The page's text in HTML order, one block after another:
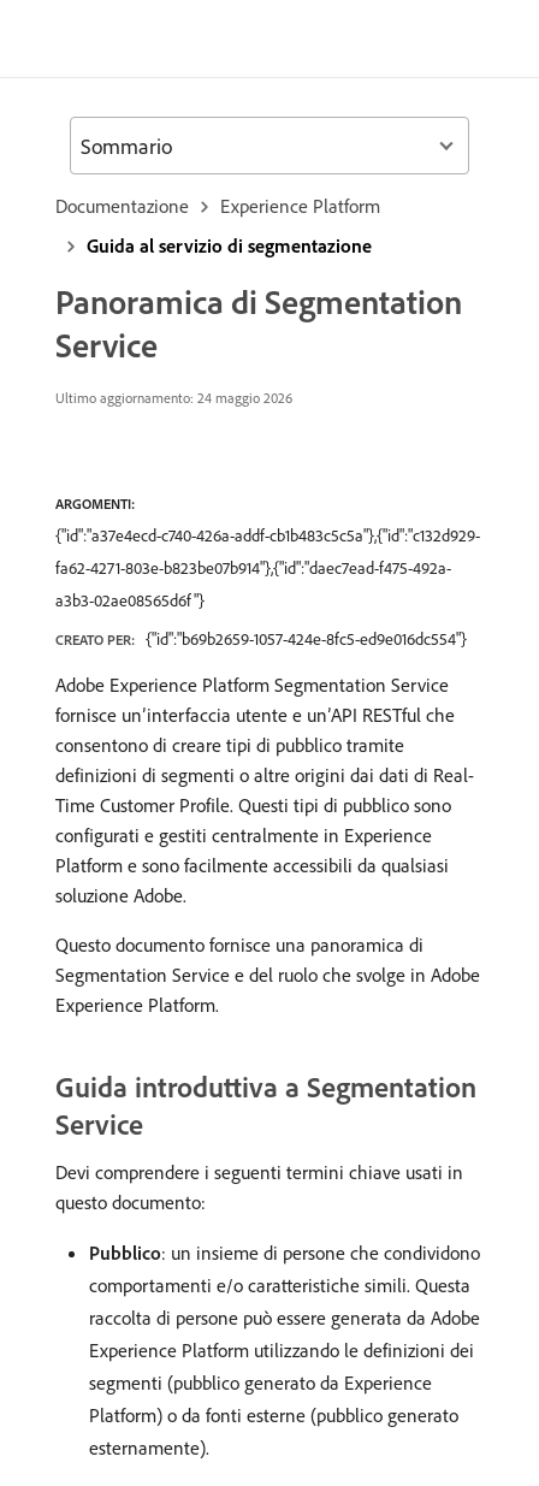
Documentazione
Experience Platform
Guida al servizio di segmentazione
Panoramica di Segmentation
Service
Ultimo aggiornamento: 24 maggio 2026
ARGOMENTI:
{"id":"a37e4ecd-c740-426a-addf-cb1b483c5c5a"},{"id":"c132d929-
fa62-4271-803e-b823be07b914"},{"id":"daec7ead-f475-492a-
a3b3-02ae08565d6f"}
CREATO PER: {"id":"b69b2659-1057-424e-8fc5-ed9e016dc554"}
Adobe Experience Platform Segmentation Service
fornisce un’interfaccia utente e un’API RESTful che
consentono di creare tipi di pubblico tramite
definizioni di segmenti o altre origini dai dati di Real-
Time Customer Profile. Questi tipi di pubblico sono
configurati e gestiti centralmente in Experience
Platform e sono facilmente accessibili da qualsiasi
soluzione Adobe.
Questo documento fornisce una panoramica di
Segmentation Service e del ruolo che svolge in Adobe
Experience Platform.
Guida introduttiva a Segmentation
Service
Devi comprendere i seguenti termini chiave usati in
questo documento:
Pubblico: un insieme di persone che condividono
comportamenti e/o caratteristiche simili. Questa
raccolta di persone può essere generata da Adobe
Experience Platform utilizzando le definizioni dei
segmenti (pubblico generato da Experience
Platform) o da fonti esterne (pubblico generato
esternamente).
Sommario